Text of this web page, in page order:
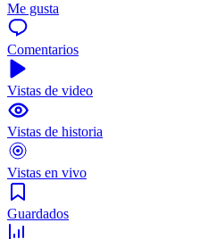
Me gusta
Comentarios
Vistas de video
Vistas de historia
Vistas en vivo
Guardados